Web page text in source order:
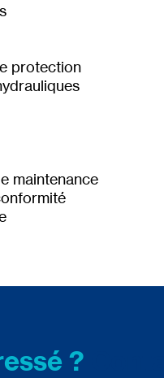
protection
maintenance
?